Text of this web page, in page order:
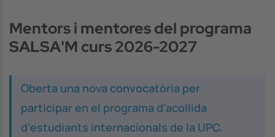
Mentors i mentores del programa
SALSA'M curs 2026-2027
Oberta una nova convocatòria per
participar en el programa d’acollida
d’estudiants internacionals de la UPC.